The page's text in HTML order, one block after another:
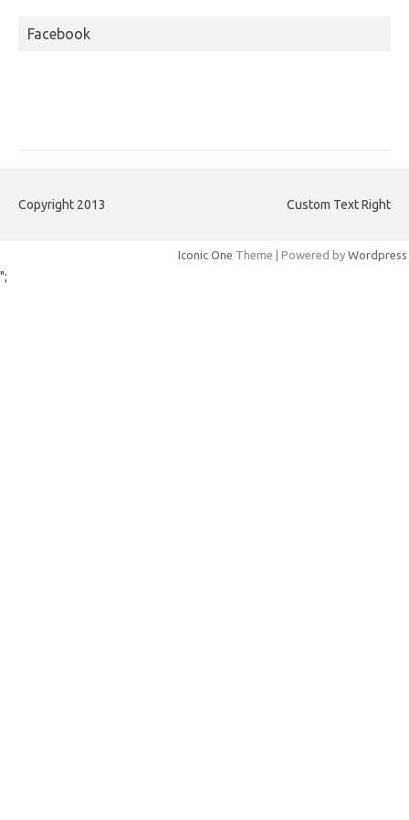
Facebook
Copyright 2013 Custom Text Right
Iconic One Theme | Powered by Wordpress
";